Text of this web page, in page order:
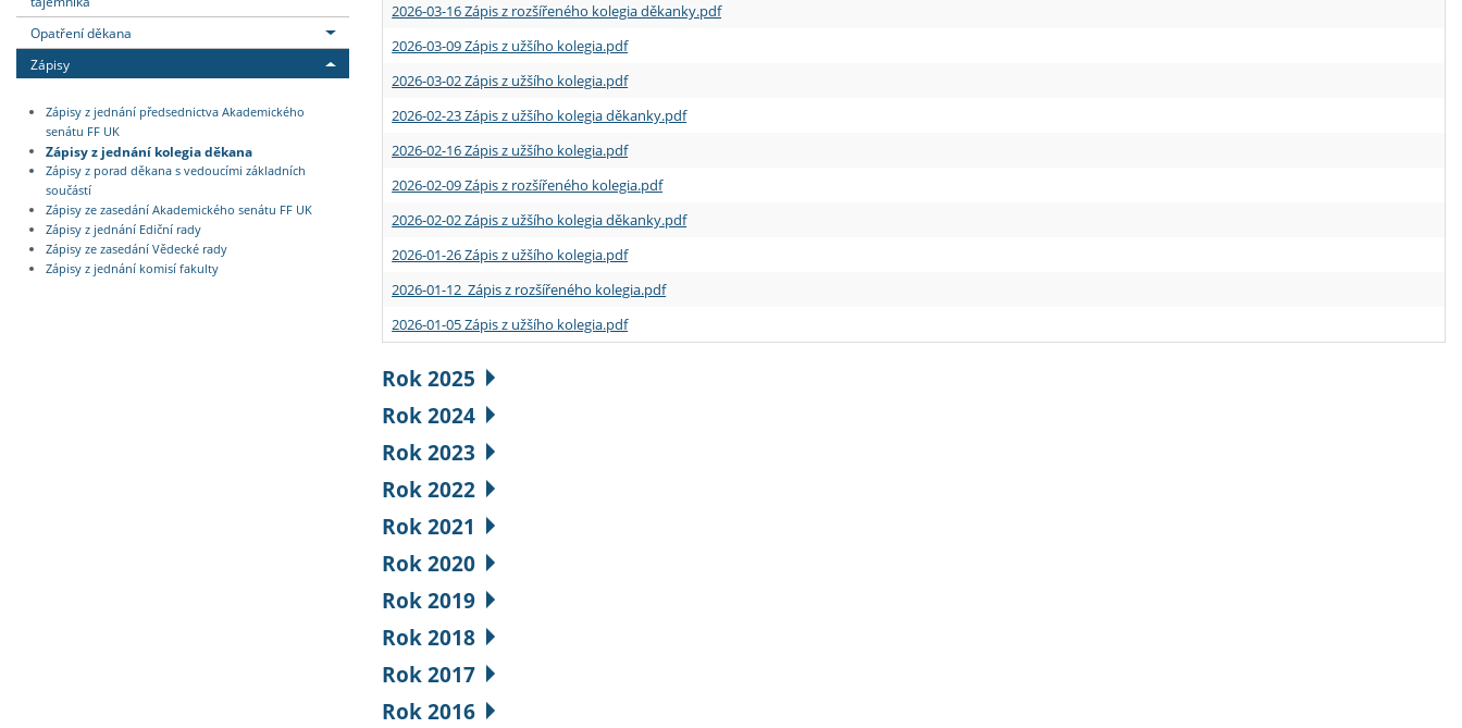
Opatření děkana
Zápisy
Zápisy z jednání předsednictva Akademického
senátu FF UK
Zápisy z jednání kolegia děkana
Zápisy z porad děkana s vedoucími základních
součástí
Zápisy ze zasedání Akademického senátu FF UK
Zápisy z jednání Ediční rady
Zápisy ze zasedání Vědecké rady
Zápisy z jednání komisí fakulty
2026-03-16 Zápis z rozšířeného kolegia děkanky.pdf
2026-03-09 Zápis z užšího kolegia.pdf
2026-03-02 Zápis z užšího kolegia.pdf
2026-02-23 Zápis z užšího kolegia děkanky.pdf
2026-02-16 Zápis z užšího kolegia.pdf
2026-02-09 Zápis z rozšířeného kolegia.pdf
2026-02-02 Zápis z užšího kolegia děkanky.pdf
2026-01-26 Zápis z užšího kolegia.pdf
2026-01-12 Zápis z rozšířeného kolegia.pdf
2026-01-05 Zápis z užšího kolegia.pdf
Rok 2025
Rok 2024
Rok 2023
Rok 2022
Rok 2021
Rok 2020
Rok 2019
Rok 2018
Rok 2017
Rok 2016